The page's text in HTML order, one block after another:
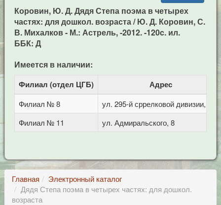
Коровин, Ю. Д. Дядя Степа поэма в четырех
частях: для дошкол. возраста / Ю. Д. Коровин, С.
В. Михалков - М.: Астрель, -2012. -120c. ил.
ББК: Д
Имеется в наличии:
Филиал (отдел ЦГБ) Адрес
Филиал № 8
ул. 295-й сррелковой дивизии, 114
Филиал № 11
ул. Адмиральского, 8
Главная
Электронный каталог
Дядя Степа поэма в четырех частях: для дошкол.
возраста